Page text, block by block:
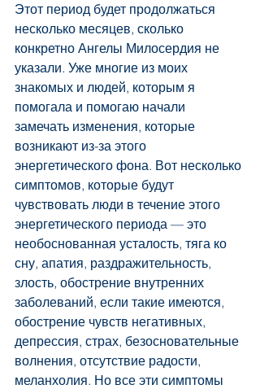
Этот период будет продолжаться
несколько месяцев, сколько
конкретно Ангелы Милосердия не
указали. Уже многие из моих
знакомых и людей, которым я
помогала и помогаю начали
замечать изменения, которые
возникают из-за этого
энергетического фона. Вот несколько
симптомов, которые будут
чувствовать люди в течение этого
энергетического периода — это
необоснованная усталость, тяга ко
сну, апатия, раздражительность,
злость, обострение внутренних
заболеваний, если такие имеются,
обострение чувств негативных,
депрессия, страх, безосновательные
волнения, отсутствие радости,
меланхолия. Но все эти симптомы